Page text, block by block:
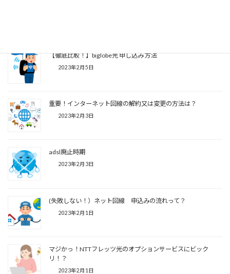
【徹底比較！】biglobe光 申し込み 方法
2023年2月5日
重要！インターネット回線の解約又は変更の方法は？
2023年2月3日
adsl廃止時期
2023年2月3日
(失敗しない！）ネット回線 申込みの流れって？
2023年2月1日
マジかっ！NTTフレッツ光のオプションサービスにビック
リ！？
2023年2月1日